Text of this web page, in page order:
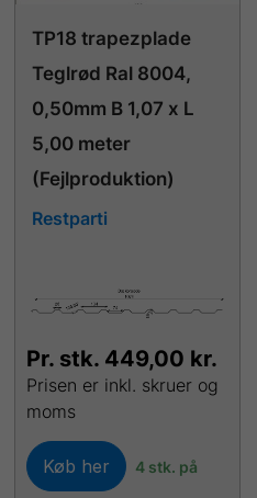
TP18 trapezplade
Teglrød Ral 8004,
0,50mm B 1,07 x L
5,00 meter
(Fejlproduktion)
Restparti
Pr. stk. 449,00 kr.
Prisen er inkl. skruer og
moms
Køb her 4 stk. på